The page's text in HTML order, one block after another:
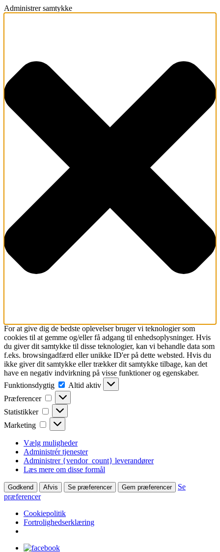
Administrer samtykke
For at give dig de bedste oplevelser bruger vi teknologier som
cookies til at gemme og/eller få adgang til enhedsoplysninger. Hvis
du giver dit samtykke til disse teknologier, kan vi behandle data som
f.eks. browsingadfærd eller unikke ID'er på dette websted. Hvis du
ikke giver dit samtykke eller trækker dit samtykke tilbage, kan det
have en negativ indvirkning på visse funktioner og egenskaber.
Funktionsdygtig
Funktionsdygtig
Altid aktiv
Præferencer
Præferencer
Statistikker Statistikker
Marketing Marketing
Vælg muligheder
Administrér tjenester
Administrer {vendor_count} leverandører
Læs mere om disse formål
Godkend Afvis Se præferencer Gem præferencer
Se
præferencer
Cookiepolitik
Fortrolighedserklæring